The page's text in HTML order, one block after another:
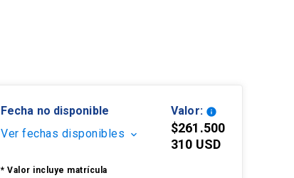
Fecha no disponible
Ver fechas disponibles
keyboard_arrow_down
Valor: info
$261.500
310 USD
* Valor incluye matrícula